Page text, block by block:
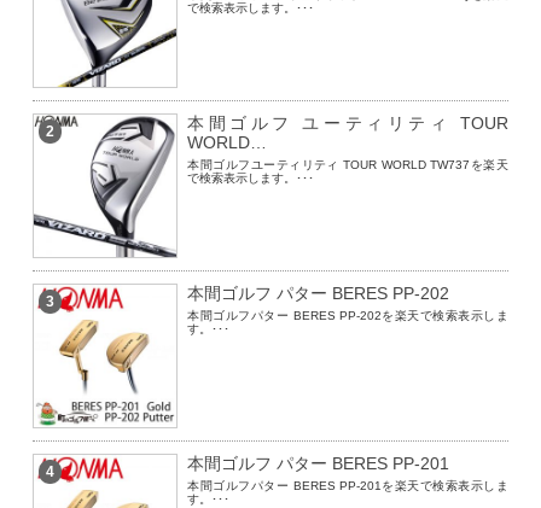
で検索表示します。･･･
2
本間ゴルフ ユーティリティ TOUR
WORLD…
本間ゴルフユーティリティ TOUR WORLD TW737を楽天
で検索表示します。･･･
3 本間ゴルフ パター BERES PP-202
本間ゴルフパター BERES PP-202を楽天で検索表示しま
す。･･･
4 本間ゴルフ パター BERES PP-201
本間ゴルフパター BERES PP-201を楽天で検索表示しま
す。･･･